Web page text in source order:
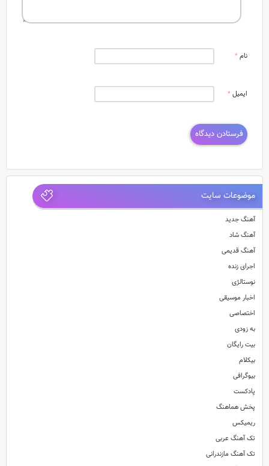
نام*
ایمیل*
موضوعات سایت
آهنگ جدید
آهنگ شاد
آهنگ قدیمی
اجرای زنده
نوستالژی
اخبار موسیقی
اختصاصی
به زودی
بیت رایگان
بیکلام
بیوگرافی
پادکست
پخش هماهنگ
ریمیکس
تک آهنگ عربی
تک آهنگ مازندرانی